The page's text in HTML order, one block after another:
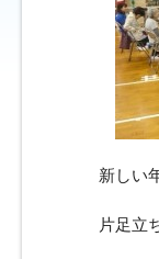
新しい
片足立